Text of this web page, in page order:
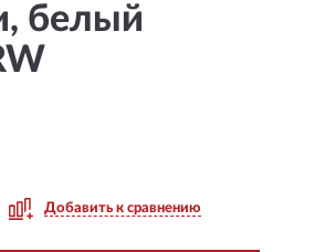
белый
Добавить к сравнению